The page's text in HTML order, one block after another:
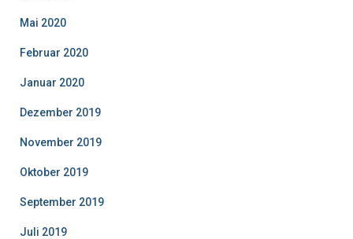
Mai 2020
Februar 2020
Januar 2020
Dezember 2019
November 2019
Oktober 2019
September 2019
Juli 2019